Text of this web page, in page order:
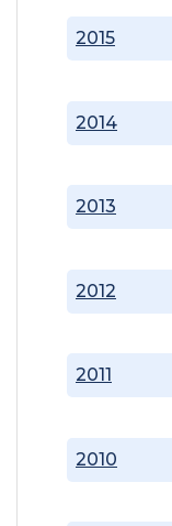
2010
2011
2012
2013
2014
2015